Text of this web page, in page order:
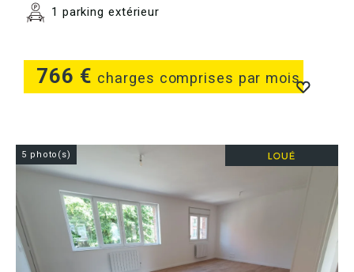
766 € charges comprises par mois
1 parking extérieur
5 photo(s)